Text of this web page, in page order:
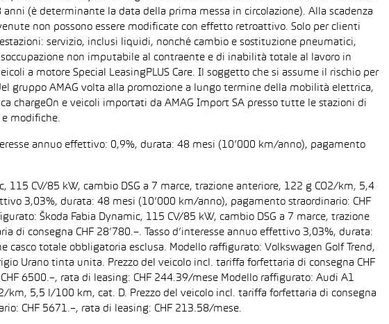
(è determinante la data della prima messa in circolazione). Alla scadenza
non possono essere modificate con effetto retroattivo. Solo per clienti
servizio, inclusi liquidi, nonché cambio e sostituzione pneumatici,
non imputabile al contraente e di inabilità totale al lavoro in
a motore Special LeasingPLUS Care. Il soggetto che si assume il rischio per
gruppo AMAG volta alla promozione a lungo termine della mobilità elettrica,
chargeOn e veicoli importati da AMAG Import SA presso tutte le stazioni di
modifiche.
annuo effettivo: 0,9%, durata: 48 mesi (10’000 km/anno), pagamento
115 CV/85 kW, cambio DSG a 7 marce, trazione anteriore, 122 g CO2/km, 5,4
3,03%, durata: 48 mesi (10’000 km/anno), pagamento straordinario: CHF
Škoda Fabia Dynamic, 115 CV/85 kW, cambio DSG a 7 marce, trazione
consegna CHF 28’780.–. Tasso d’interesse annuo effettivo 3,03%, durata:
casco totale obbligatoria esclusa. Modello raffigurato: Volkswagen Golf Trend,
Urano tinta unita. Prezzo del veicolo incl. tariffa forfettaria di consegna CHF
6500.–, rata di leasing: CHF 244.39/mese Modello raffigurato: Audi A1
km, 5,5 l/100 km, cat. D. Prezzo del veicolo incl. tariffa forfettaria di consegna
CHF 5671.–, rata di leasing: CHF 213.58/mese.